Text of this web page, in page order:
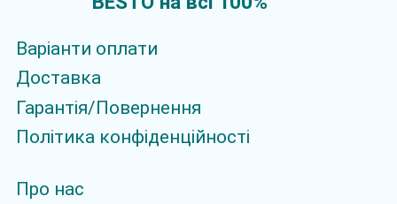
Варіанти оплати
Доставка
Гарантія/Повернення
Політика конфіденційності
Про нас